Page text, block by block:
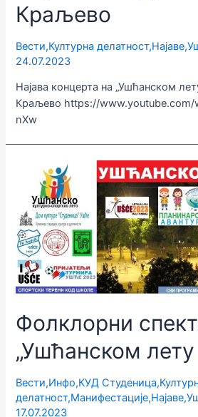
Краљево
Вести,Културна делатност,Најаве,
24.07.2023
Најава концерта на „Ушћанском
Краљево https://www.youtube.com/
nXw
Фолклорни
„Ушћанском
Вести,Инфо,КУД Студеница,
делатност,Манифестације,Најаве,
17.07.2023